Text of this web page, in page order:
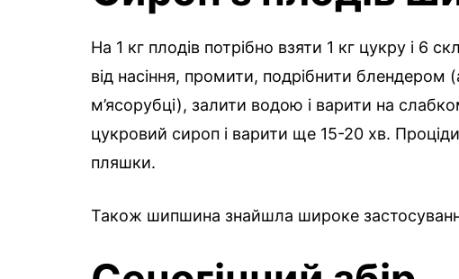
На 1 кг плодів потрібно взяти 1 кг цукру і 6
від насіння, промити, подрібнити блендером
м’ясорубці), залити водою і варити на
цукровий сироп і варити ще 15-20 хв.
пляшки.
Також шипшина знайшла широке